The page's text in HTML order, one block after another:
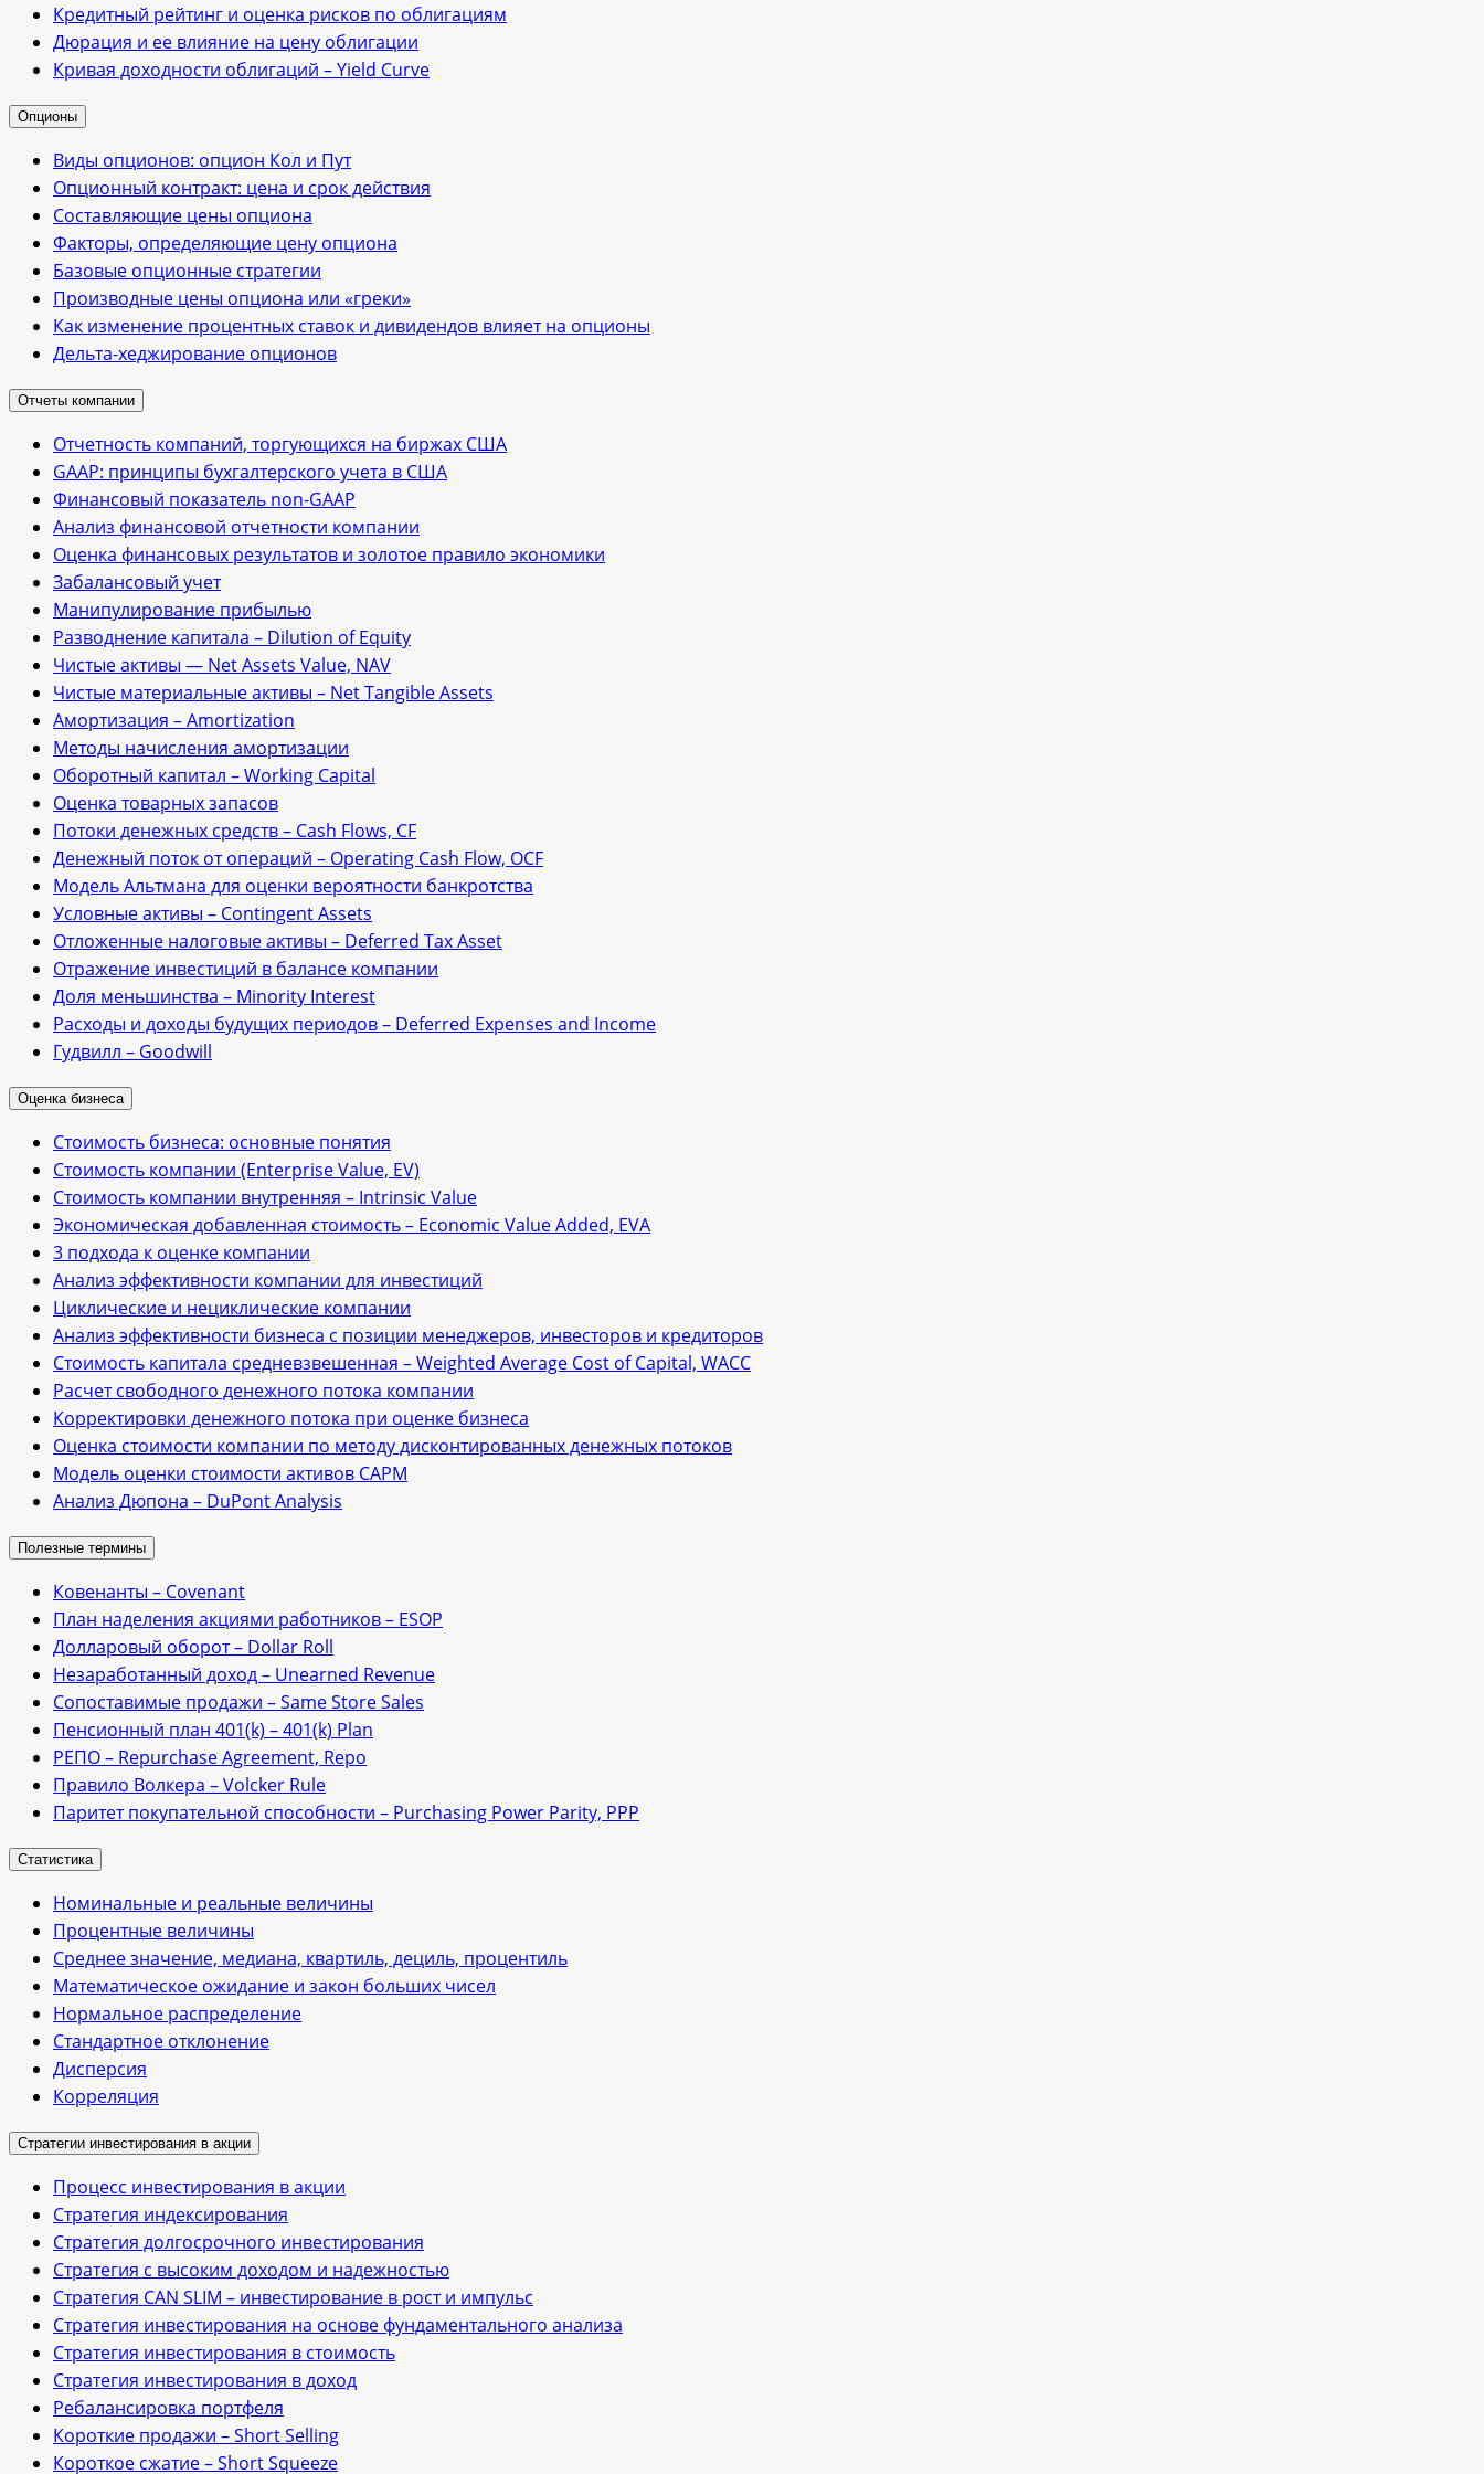
Кредитный рейтинг и оценка рисков по облигациям
Дюрация и ее влияние на цену облигации
Кривая доходности облигаций – Yield Curve
Опционы
Виды опционов: опцион Кол и Пут
Опционный контракт: цена и срок действия
Cоставляющие цены опциона
Факторы, определяющие цену опциона
Базовые опционные стратегии
Производные цены опциона или «греки»
Как изменение процентных ставок и дивидендов влияет на опционы
Дельта-хеджирование опционов
Отчеты компании
Отчетность компаний, торгующихся на биржах США
GAAP: принципы бухгалтерского учета в США
Финансовый показатель non-GAAP
Анализ финансовой отчетности компании
Оценка финансовых результатов и золотое правило экономики
Забалансовый учет
Манипулирование прибылью
Разводнение капитала – Dilution of Equity
Чистые активы — Net Assets Value, NAV
Чистые материальные активы – Net Tangible Assets
Амортизация – Amortization
Методы начисления амортизации
Оборотный капитал – Working Capital
Оценка товарных запасов
Потоки денежных средств – Cash Flows, CF
Денежный поток от операций – Operating Cash Flow, OCF
Модель Альтмана для оценки вероятности банкротства
Условные активы – Contingent Assets
Отложенные налоговые активы – Deferred Tax Asset
Отражение инвестиций в балансе компании
Доля меньшинства – Minority Interest
Расходы и доходы будущих периодов – Deferred Expenses and Income
Гудвилл – Goodwill
Оценка бизнеса
Стоимость бизнеса: основные понятия
Стоимость компании (Enterprise Value, EV)
Стоимость компании внутренняя – Intrinsic Value
Экономическая добавленная стоимость – Economic Value Added, EVA
3 подхода к оценке компании
Анализ эффективности компании для инвестиций
Циклические и нециклические компании
Анализ эффективности бизнеса с позиции менеджеров, инвесторов и кредиторов
Стоимость капитала средневзвешенная – Weighted Average Cost of Capital, WACC
Расчет свободного денежного потока компании
Корректировки денежного потока при оценке бизнеса
Оценка стоимости компании по методу дисконтированных денежных потоков
Модель оценки стоимости активов САРМ
Анализ Дюпона – DuPont Analysis
Полезные термины
Ковенанты – Сovenant
План наделения акциями работников – ESOP
Долларовый оборот – Dollar Roll
Незаработанный доход – Unearned Revenue
Сопоставимые продажи – Same Store Sales
Пенсионный план 401(k) – 401(k) Plan
РЕПО – Repurchase Agreement, Repo
Правило Волкера – Volcker Rule
Паритет покупательной способности – Purchasing Power Parity, PPP
Статистика
Номинальные и реальные величины
Процентные величины
Среднее значение, медиана, квартиль, дециль, процентиль
Математическое ожидание и закон больших чисел
Нормальное распределение
Стандартное отклонение
Дисперсия
Корреляция
Стратегии инвестирования в акции
Процесс инвестирования в акции
Стратегия индексирования
Стратегия долгосрочного инвестирования
Стратегия с высоким доходом и надежностью
Стратегия CAN SLIM – инвестирование в рост и импульс
Стратегия инвестирования на основе фундаментального анализа
Стратегия инвестирования в стоимость
Стратегия инвестирования в доход
Ребалансировка портфеля
Короткие продажи – Short Selling
Короткое сжатие – Short Squeeze